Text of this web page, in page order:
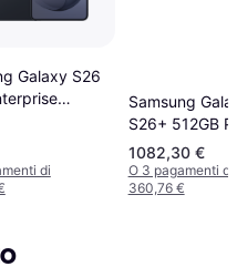
Galaxy S26
di
Samsung
S26+ 512GB
1082,30 €
O 3 pagamenti di
360,76 €